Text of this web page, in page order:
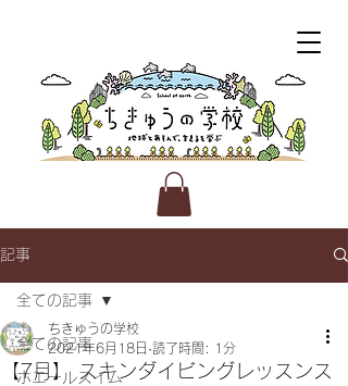
記事
全ての記事
ホエールスイム
全ての記事
【7月】 スキンダイビングレッスンス
ちきゅうの学校
2021年6月18日 読了時間: 1分